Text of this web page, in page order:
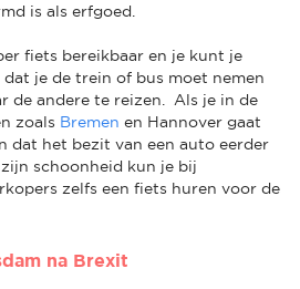
is als erfgoed.
fiets bereikbaar en je kunt je
je de trein of bus moet nemen
de andere te reizen. Als je in de
zoals Bremen en Hannover gaat
dat het bezit van een auto eerder
schoonheid kun je bij
zelfs een fiets huren voor de
na Brexit